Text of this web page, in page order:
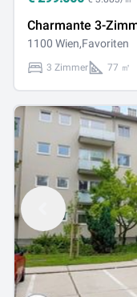
Charmante 3-
1100 Wien,Favoriten
3 Zimmer 77 ㎡